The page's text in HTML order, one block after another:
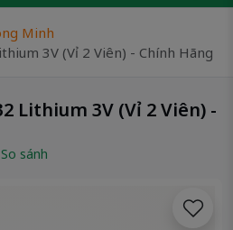
Minh
3V (Vỉ 2 Viên) - Chính Hãng
Lithium 3V (Vỉ 2 Viên) -
So sánh